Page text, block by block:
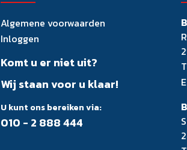
Algemene voorwaarden
Inloggen
Komt u er niet uit?
Wij staan voor u klaar!
U kunt ons bereiken via:
010 - 2 888 444